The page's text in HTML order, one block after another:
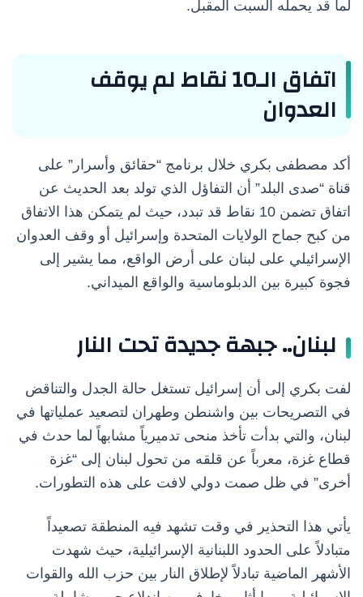
لما قد يحمله السبت المقبل.
اتفاق الـ10 نقاط لم يوقف
العدوان
أكد مصطفى بكري خلال برنامج “حقائق وأسرار” على
قناة “صدى البلد” أن التفاؤل الذي تولد بعد الحديث عن
اتفاق تضمن 10 نقاط قد تبدد، حيث لم يتمكن هذا الاتفاق
من كبح جماح الولايات المتحدة وإسرائيل أو وقف العدوان
الإسرائيلي على لبنان على أرض الواقع، مما يشير إلى
فجوة كبيرة بين الدبلوماسية والواقع الميداني.
لبنان.. جبهة جديدة تحت النار
لفت بكري إلى أن إسرائيل تستغل حالة الجدل والتناقض
في التصريحات بين واشنطن وطهران لتصعيد عملياتها في
لبنان، والتي بدأت تأخذ منحى تدميرياً مشابهاً لما حدث في
قطاع غزة، معرباً عن قلقه من تحول لبنان إلى “غزة
أخرى” في ظل صمت دولي لافت على هذه التطورات.
يأتي هذا التحذير في وقت تشهد فيه المنطقة تصعيداً
متبادلاً على الحدود اللبنانية الإسرائيلية، حيث شهدت
الأشهر الماضية تبادلاً لإطلاق النار بين حزب الله والقوات